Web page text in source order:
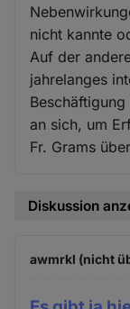
nicht kannte
Auf der
jahrelanges
an sich, um
Fr. Grams
Diskussion
awmrkl (nicht